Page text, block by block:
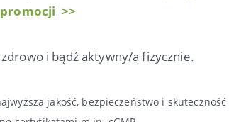
promocji >>
i bądź aktywny/a fizycznie.
jakość, bezpieczeństwo i skuteczność